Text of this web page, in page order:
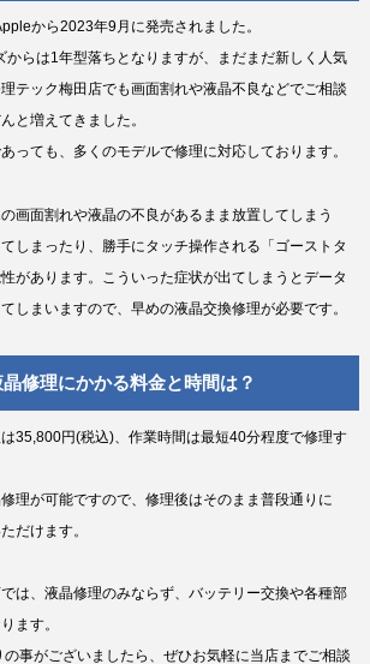
から2023年9月に発売されました。
らは1年型落ちとなりますが、まだまだ新しく人気
テック梅田店でも画面割れや液晶不良などでご相談
と増えてきました。
っても、多くのモデルで修理に対応しております。
画面割れや液晶の不良があるまま放置してしまう
しまったり、勝手にタッチ操作される「ゴーストタ
があります。こういった症状が出てしまうとデータ
しまいますので、早めの液晶交換修理が必要です。
修理にかかる料金と時間は？
35,800円(税込)、作業時間は最短40分程度で修理す
理が可能ですので、修理後はそのまま普段通りに
だけます。
は、液晶修理のみならず、バッテリー交換や各種部
ます。
事がございましたら、ぜひお気軽に当店までご相談